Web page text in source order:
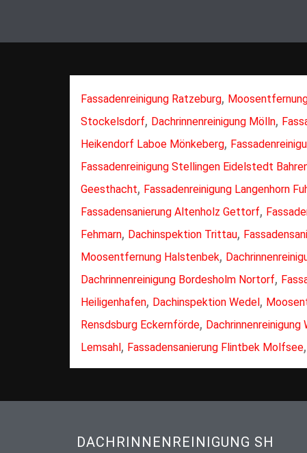
Fassadenreinigung Ratzeburg,
Stockelsdorf, Dachrinnenreinigung Mölln,
Heikendorf Laboe Mönkeberg,
Fassadenreinigung Stellingen Eidelstedt
Geesthacht, Fassadenreinigung Langenhorn
Fassadensanierung Altenholz Gettorf,
Fehmarn, Dachinspektion Trittau,
Moosentfernung Halstenbek,
Dachrinnenreinigung Bordesholm Nortorf,
Heiligenhafen, Dachinspektion Wedel ,
Rensdsburg Eckernförde, Dachrinnenreinigung
Lemsahl , Fassadensanierung Flintbek Molfsee,
DACHRINNENREINIGUNG SH